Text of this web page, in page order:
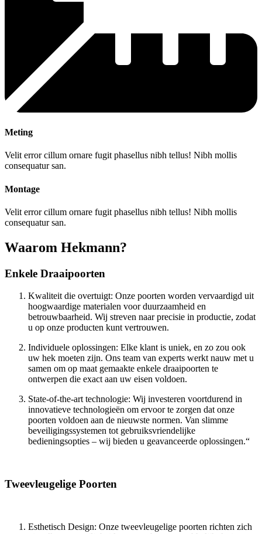
Meting
Velit error cillum ornare fugit phasellus nibh tellus! Nibh mollis
consequatur san.
Montage
Velit error cillum ornare fugit phasellus nibh tellus! Nibh mollis
consequatur san.
Waarom Hekmann?
Enkele Draaipoorten
Kwaliteit die overtuigt: Onze poorten worden vervaardigd uit
hoogwaardige materialen voor duurzaamheid en
betrouwbaarheid. Wij streven naar precisie in productie, zodat
u op onze producten kunt vertrouwen.
Individuele oplossingen: Elke klant is uniek, en zo zou ook
uw hek moeten zijn. Ons team van experts werkt nauw met u
samen om op maat gemaakte enkele draaipoorten te
ontwerpen die exact aan uw eisen voldoen.
State-of-the-art technologie: Wij investeren voortdurend in
innovatieve technologieën om ervoor te zorgen dat onze
poorten voldoen aan de nieuwste normen. Van slimme
beveiligingssystemen tot gebruiksvriendelijke
bedieningsopties – wij bieden u geavanceerde oplossingen.“
Tweevleugelige Poorten
Esthetisch Design: Onze tweevleugelige poorten richten zich